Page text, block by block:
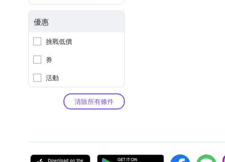
優惠
挑戰低價
券
活動
清除所有條件